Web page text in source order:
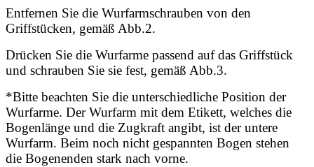
Entfernen Sie die Wurfarmschrauben von den
Griffstücken, gemäß Abb.2.
Drücken Sie die Wurfarme passend auf das Griffstück
und schrauben Sie sie fest, gemäß Abb.3.
*Bitte beachten Sie die unterschiedliche Position der
Wurfarme. Der Wurfarm mit dem Etikett, welches die
Bogenlänge und die Zugkraft angibt, ist der untere
Wurfarm. Beim noch nicht gespannten Bogen stehen
die Bogenenden stark nach vorne.